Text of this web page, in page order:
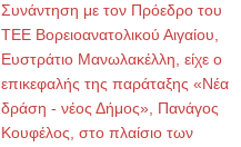
Συνάντηση με τον Πρόεδρο του
ΤΕΕ Βορειοανατολικού Αιγαίου,
Ευστράτιο Μανωλακέλλη, είχε ο
επικεφαλής της παράταξης «Νέα
δράση - νέος Δήμος», Πανάγος
Κουφέλος, στο πλαίσιο των